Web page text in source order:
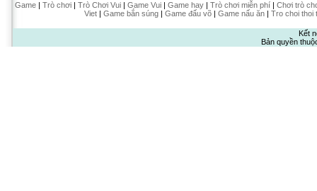
Game| Trò chơi| Trò Chơi Vui| Game Vui| Game hay| Trò chơi miễn phí| Chơi trò
Viet| Game bắn súng| Game đấu võ| Game nấu ăn| Tro choi thoi
Kết
Bản quyền